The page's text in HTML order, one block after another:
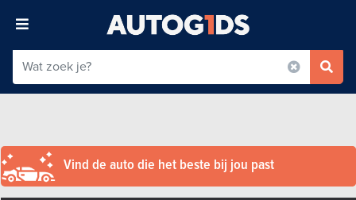
Vind de auto die het beste bij jou past